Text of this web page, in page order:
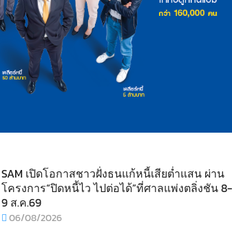
SAM เปิดโอกาสชาวฝั่งธนแก้หนี้เสียต่ำแสน ผ่าน
โครงการ“ปิดหนี้ไว ไปต่อได้”ที่ศาลแพ่งตลิ่งชัน 8-
9 ส.ค.69
06/08/2026